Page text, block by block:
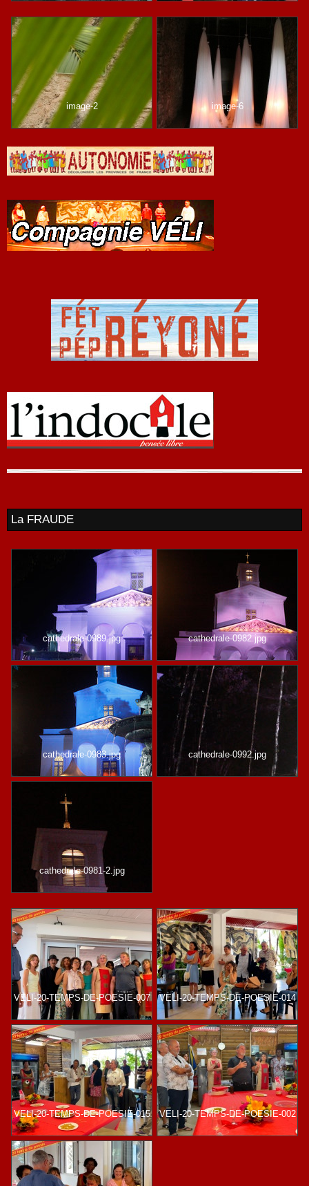
image-2 image-6
La FRAUDE
cathedrale-0989.jpg cathedrale-0982.jpg
cathedrale-0983.jpg cathedrale-0992.jpg
cathedrale-0981-2.jpg
VELI-20-TEMPS-DE-POESIE-007 VELI-20-TEMPS-DE-POESIE-014
VELI-20-TEMPS-DE-POESIE-015 VELI-20-TEMPS-DE-POESIE-002